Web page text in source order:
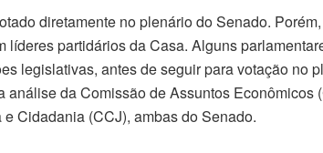
diretamente no plenário do Senado.
partidários da Casa. Alguns
legislativas, antes de seguir para votação no
da Comissão de Assuntos Econômicos
Cidadania (CCJ), ambas do Senado.